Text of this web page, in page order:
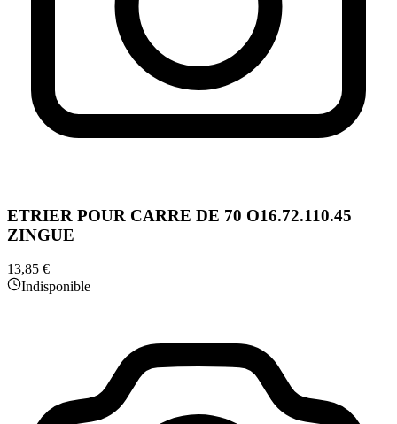
ETRIER POUR CARRE DE 70 O16.72.110.45
ZINGUE
13,85 €
Indisponible